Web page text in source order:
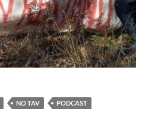
NO TAV PODCAST